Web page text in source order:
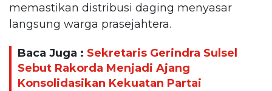
memastikan distribusi daging menyasar
langsung warga prasejahtera.
Baca Juga : Sekretaris Gerindra Sulsel
Sebut Rakorda Menjadi Ajang
Konsolidasikan Kekuatan Partai